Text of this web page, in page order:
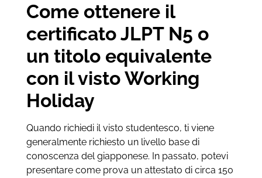
Come ottenere il
certificato JLPT N5 o
un titolo equivalente
con il visto Working
Holiday
Quando richiedi il visto studentesco, ti viene
generalmente richiesto un livello base di
conoscenza del giapponese. In passato, potevi
presentare come prova un attestato di circa 150